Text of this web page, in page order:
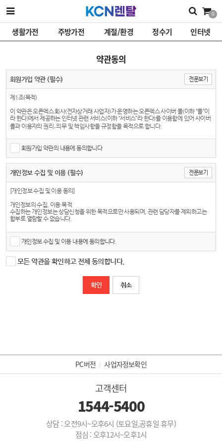
0
생활가전 주방가전 계절/환경 정수기 인터넷
약관동의
회원가입 약관 (필수) 전문보기
제1조(목적)
이 약관은 오픈엑스 회사(전자상거래 사업자)가 운영하는 오픈엑스 사이버 몰(이하 “몰”이
라 한다)에서 제공하는 인터넷 관련 서비스(이하 “서비스”라 한다)를 이용함에 있어 사이버
몰과 이용자의 권리․의무 및 책임사항을 규정함을 목적으로 합니다.
※「PC통신, 무선 등을 이용하는 전자상거래에 대해서도 그 성질에 반하지 않는 한 이 약관
을 준용합니다.」
제2조(정의)
① “몰”이란 오픈엑스 회사가 재화 또는 용역(이하 “재화 등”이라 함)을 이용자에게 제공하
기 위하여 컴퓨터 등 정보통신설비를 이용하여 재화 등을 거래할 수 있도록 설정한 가상의
영업장을 말하며, 아울러 사이버몰을 운영하는 사업자의 의미로도 사용합니다.
② “이용자”란 “몰”에 접속하여 이 약관에 따라 “몰”이 제공하는 서비스를 받는 회원 및 비회
원을 말합니다.
를 이용할 수 있는 자를 말합니다.
④ ‘비회원’이라 함은 회원에 가입하지 않고 “몰”이 제공하는 서비스를 이용하는 자를 말합
니다.
제3조 (약관 등의 명시와 설명 및 개정)
리할 수 있는 곳의 주소를 포함), 전화번호․모사전송번호․전자우편주소, 사업자등록번호,
통신판매업 신고번호, 개인정보관리책임자등을 이용자가 쉽게 알 수 있도록 오픈엑스 사
③ “몰”은 「전자상거래 등에서의 소비자보호에 관한 법률」, 「약관의 규제에 관한 법률」, 「전
자문서 및 전자거래기본법」, 「전자금융거래법」, 「전자서명법」, 「정보통신망 이용촉진 및 정
보보호 등에 관한 법률」, 「방문판매 등에 관한 법률」, 「소비자기본법」 등 관련 법을 위배하지
않는 범위에서 이 약관을 개정할 수 있습니다.
④ “몰”이 약관을 개정할 경우에는 적용일자 및 개정사유를 명시하여 현행약관과 함께 몰의
불리하게 약관내용을 변경하는 경우에는 최소한 30일 이상의 사전 유예기간을 두고 공지
합니다. 이 경우 "몰“은 개정 전 내용과 개정 후 내용을 명확하게 비교하여 이용자가 알기
⑤ “몰”이 약관을 개정할 경우에는 그 개정약관은 그 적용일자 이후에 체결되는 계약에만
적용되고 그 이전에 이미 체결된 계약에 대해서는 개정 전의 약관조항이 그대로 적용됩니
회원가입 약관의 내용에 동의합니다
개인정보 수집 및 이용 (필수) 전문보기
[개인정보 수집 및 이용 동의]
개인정보의 수집, 이용 목적
수집하는 개인정보는 상담신청을 위한 목적으로만 사용되며, 관련 담당자를 제외하고는
함부로 열람할 수 없습니다.
수집하려는 개인정보의 항목
개인정보보호법 제15조에 따라 개인정보의 수집, 이용 시 본인의 동의를 얻어야 하는 정보
를 수집하고 있습니다. 수집, 이용 목적에 따라 수집하고 있는 항목은 아래와 같습니다.
- 필수 항목 : 이메일
- 수집 된 개인정보는 내부 방침 및 기타 관련 법령에 따라 일정 기간 저장된 후 혹은 즉시
파기 됩니다.
개인정보 수집 및 이용 내용에 동의합니다.
모든 약관을 확인하고 전체 동의합니다.
취소
PC버전 사업자정보확인
고객센터
1544-5400
상담 : 오전9시~오후6시 (토요일,공휴일 휴무)
점심 : 오후12시~오후1시